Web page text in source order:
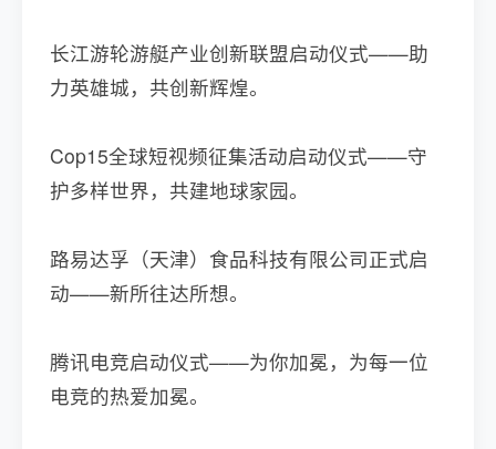
长江游轮游艇产业创新联盟启动仪式——助
力英雄城，共创新辉煌。
Cop15全球短视频征集活动启动仪式——守
护多样世界，共建地球家园。
路易达孚（天津）食品科技有限公司正式启
动——新所往达所想。
腾讯电竞启动仪式——为你加冕，为每一位
电竞的热爱加冕。